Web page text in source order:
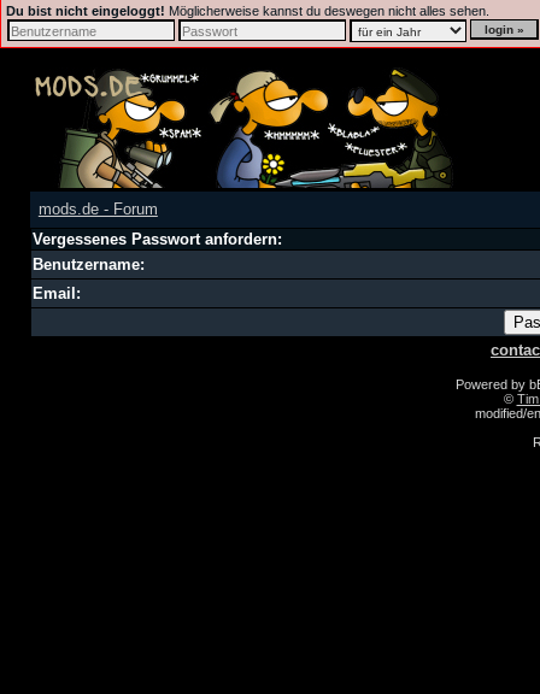
Du bist nicht eingeloggt! Möglicherweise kannst du deswegen nicht alles sehen.
mods.de - Forum
Vergessenes Passwort anfordern:
Benutzername:
Email:
Powered by
©
modified/